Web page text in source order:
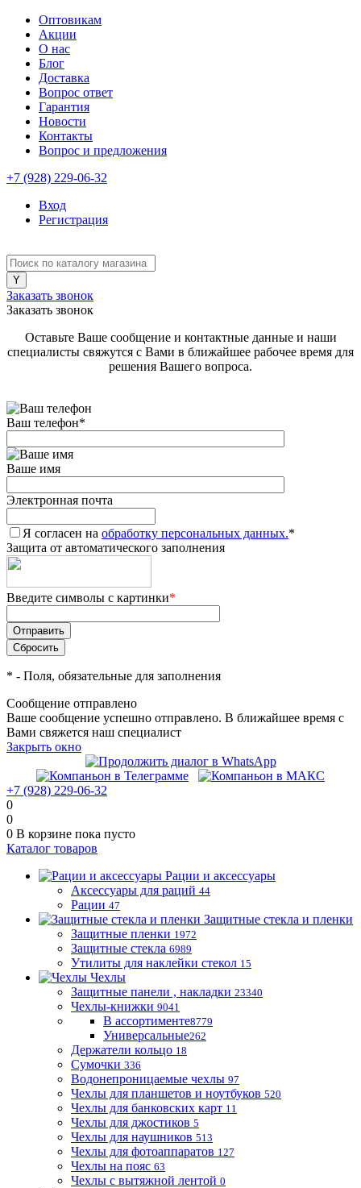
Оптовикам
Акции
О нас
Блог
Доставка
Вопрос ответ
Гарантия
Новости
Контакты
Вопрос и предложения
+7 (928) 229-06-32
Вход
Регистрация
Заказать звонок
Заказать звонок
Оставьте Ваше сообщение и контактные данные и наши
специалисты свяжутся с Вами в ближайшее рабочее время для
решения Вашего вопроса.
Ваш телефон*
Ваше имя
Электронная почта
Я согласен на обработку персональных данных.*
Защита от автоматического заполнения
Введите символы с картинки*
* - Поля, обязательные для заполнения
Сообщение отправлено
Ваше сообщение успешно отправлено. В ближайшее время с
Вами свяжется наш специалист
Закрыть окно
+7 (928) 229-06-32
0
0
0 В корзине пока пусто
Каталог товаров
Рации и аксессуары
Аксессуары для раций 44
Рации 47
Защитные стекла и пленки
Защитные пленки 1972
Защитные стекла 6989
Утилиты для наклейки стекол 15
Чехлы
Защитные панели , накладки 23340
Чехлы-книжки 9041
В ассортименте8779
Универсальные262
Держатели кольцо 18
Сумочки 336
Водонепроницаемые чехлы 97
Чехлы для планшетов и ноутбуков 520
Чехлы для банковских карт 11
Чехлы для джостиков 5
Чехлы для наушников 513
Чехлы для фотоаппаратов 127
Чехлы на пояс 63
Чехлы с вытяжной лентой 0